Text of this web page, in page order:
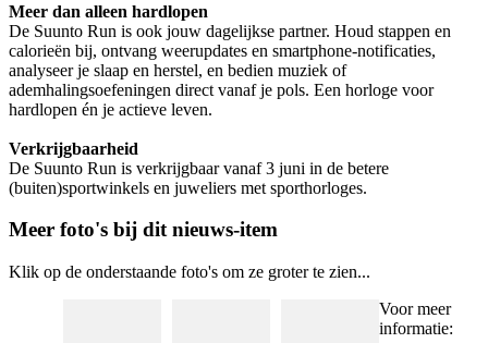
Meer dan alleen hardlopen
De Suunto Run is ook jouw dagelijkse partner. Houd stappen en
calorieën bij, ontvang weerupdates en smartphone-notificaties,
analyseer je slaap en herstel, en bedien muziek of
ademhalingsoefeningen direct vanaf je pols. Een horloge voor
hardlopen én je actieve leven.
Verkrijgbaarheid
De Suunto Run is verkrijgbaar vanaf 3 juni in de betere
(buiten)sportwinkels en juweliers met sporthorloges.
Meer foto's bij dit nieuws-item
Klik op de onderstaande foto's om ze groter te zien...
Voor meer
informatie: